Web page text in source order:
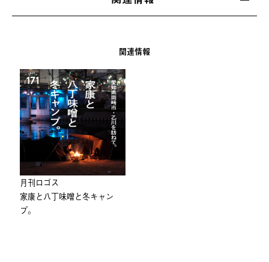
関連情報
⽉刊ロゴス
家康と八丁味噌と冬キャン
プ。